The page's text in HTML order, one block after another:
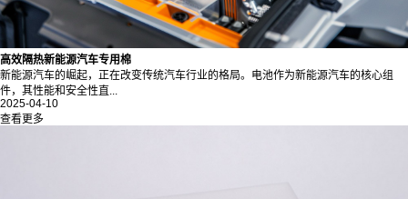
高效隔热新能源汽车专用棉
新能源汽车的崛起，正在改变传统汽车行业的格局。电池作为新能源汽车的核心组
件，其性能和安全性直...
2025-04-10
查看更多